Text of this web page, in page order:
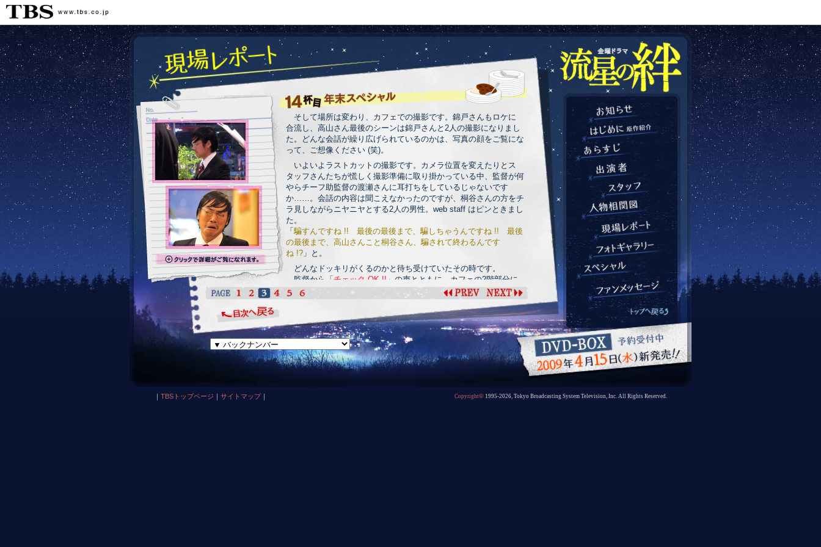
そして場所は変わり、カフェでの撮影です。錦戸さんもロケに
合流し、高山さん最後のシーンは錦戸さんと2人の撮影になりまし
た。どんな会話が繰り広げられているのかは、写真の顔をご覧にな
って、ご想像ください (笑)。
いよいよラストカットの撮影です。カメラ位置を変えたりとス
タッフさんたちが慌しく撮影準備に取り掛かっている中、監督が何
やらチーフ助監督の渡瀬さんに耳打ちをしているじゃないです
か……。会話の内容は聞こえなかったのですが、桐谷さんの方をチ
ラ見しながらニヤニヤとする2人の男性。web staff はピンときまし
た。
「騙すんですね !! 最後の最後まで、騙しちゃうんですね !! 最後
の最後まで、高山さんこと桐谷さん、騙されて終わるんです
ね !? 」と。
どんなドッキリがくるのかと待ち受けていたその時です。
監督から「チェック OK !! 」の声とともに、カフェの2階部分に
居たスタッフさんたちが続々と撮影が行われていた3階部分へ上が
ってきます。 (
｜ TBSトップページ ｜ サイトマップ｜ Copyright© 1995-2026, Tokyo Broadcasting System Television, Inc. All Rights Reserved.